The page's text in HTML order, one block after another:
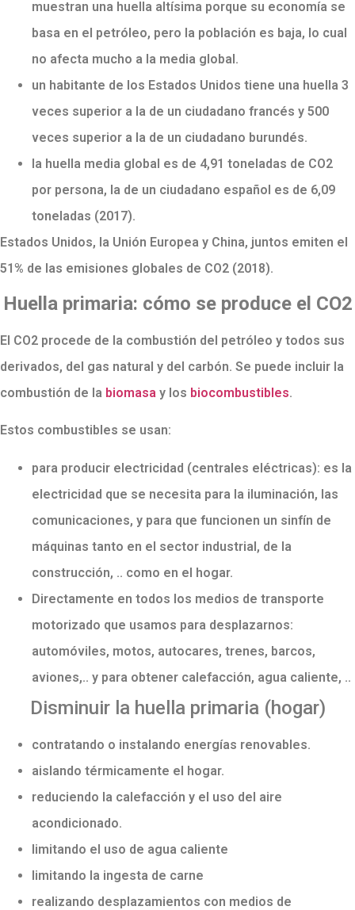
muestran una huella altísima porque su economía se
basa en el petróleo, pero la población es baja, lo cual
no afecta mucho a la media global.
un habitante de los Estados Unidos tiene una huella 3
veces superior a la de un ciudadano francés y 500
veces superior a la de un ciudadano burundés.
la huella media global es de 4,91 toneladas de CO2
por persona, la de un ciudadano español es de 6,09
toneladas (2017).
Estados Unidos, la Unión Europea y China, juntos emiten el
51% de las emisiones globales de CO2 (2018).
Huella primaria: cómo se produce el CO2
El CO2 procede de la combustión del petróleo y todos sus
derivados, del gas natural y del carbón. Se puede incluir la
combustión de la biomasa y los biocombustibles.
Estos combustibles se usan:
para producir electricidad (centrales eléctricas): es la
electricidad que se necesita para la iluminación, las
comunicaciones, y para que funcionen un sinfín de
máquinas tanto en el sector industrial, de la
construcción, .. como en el hogar.
Directamente en todos los medios de transporte
motorizado que usamos para desplazarnos:
automóviles, motos, autocares, trenes, barcos,
aviones,.. y para obtener calefacción, agua caliente, ..
Disminuir la huella primaria (hogar)
contratando o instalando energías renovables.
aislando térmicamente el hogar.
reduciendo la calefacción y el uso del aire
acondicionado.
limitando el uso de agua caliente
limitando la ingesta de carne
realizando desplazamientos con medios de